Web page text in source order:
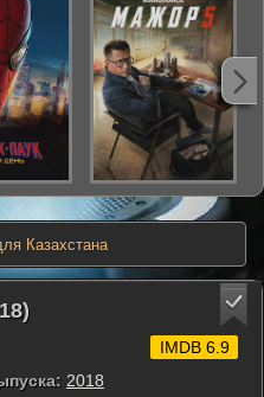
Казахстана
2018
IMDB 6.9